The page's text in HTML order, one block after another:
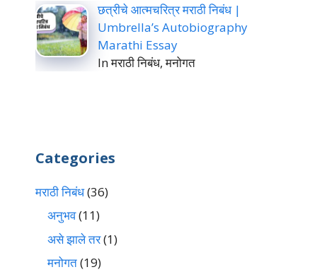
छत्रीचे आत्मचरित्र मराठी निबंध |
Umbrella’s Autobiography
Marathi Essay
In मराठी निबंध, मनोगत
Categories
मराठी निबंध(36)
अनुभव(11)
असे झाले तर(1)
मनोगत(19)